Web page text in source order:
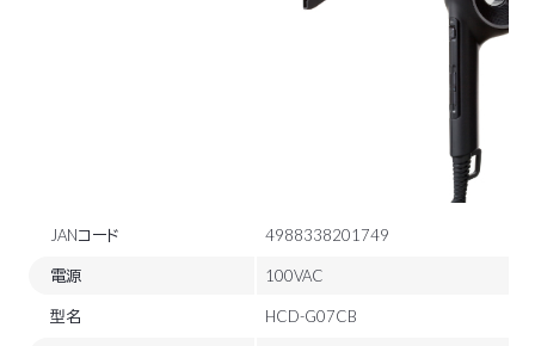
JANコード 4988338201749
電源 100VAC
型名 HCD-G07CB